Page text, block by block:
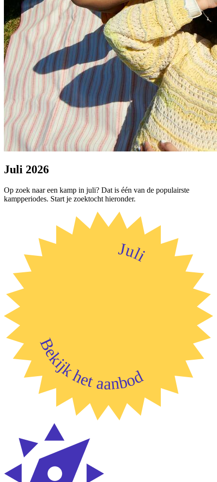
Juli 2026
Op zoek naar een kamp in juli? Dat is één van de populairste
kampperiodes. Start je zoektocht hieronder.
Juli
Bekijk het aanbod